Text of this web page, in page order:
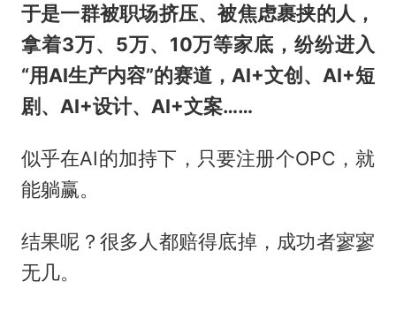
于是一群被职场挤压、被焦虑裹挟的人，
拿着3万、5万、10万等家底，纷纷进入
“用AI生产内容”的赛道，AI+文创、AI+短
剧、AI+设计、AI+文案……
似乎在AI的加持下，只要注册个OPC，就
能躺赢。
结果呢？很多人都赔得底掉，成功者寥寥
无几。